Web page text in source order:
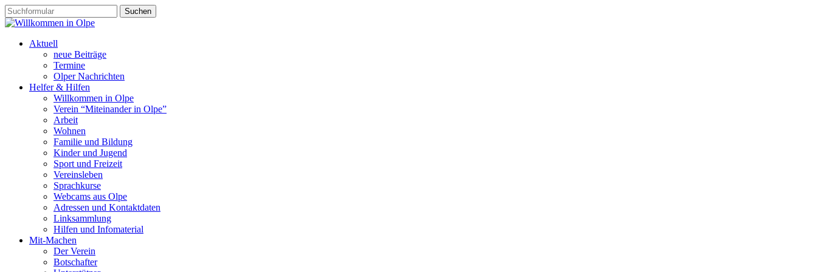
Aktuell
neue Beiträge
Termine
Olper Nachrichten
Helfer & Hilfen
Willkommen in Olpe
Verein “Miteinander in Olpe”
Arbeit
Wohnen
Familie und Bildung
Kinder und Jugend
Sport und Freizeit
Vereinsleben
Sprachkurse
Webcams aus Olpe
Adressen und Kontaktdaten
Linksammlung
Hilfen und Infomaterial
Mit-Machen
Der Verein
Botschafter